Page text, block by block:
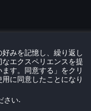
みを記憶し、繰り返し
エクスペリエンスを提
す。同意する」をクリ
に同意したことになり
さい.